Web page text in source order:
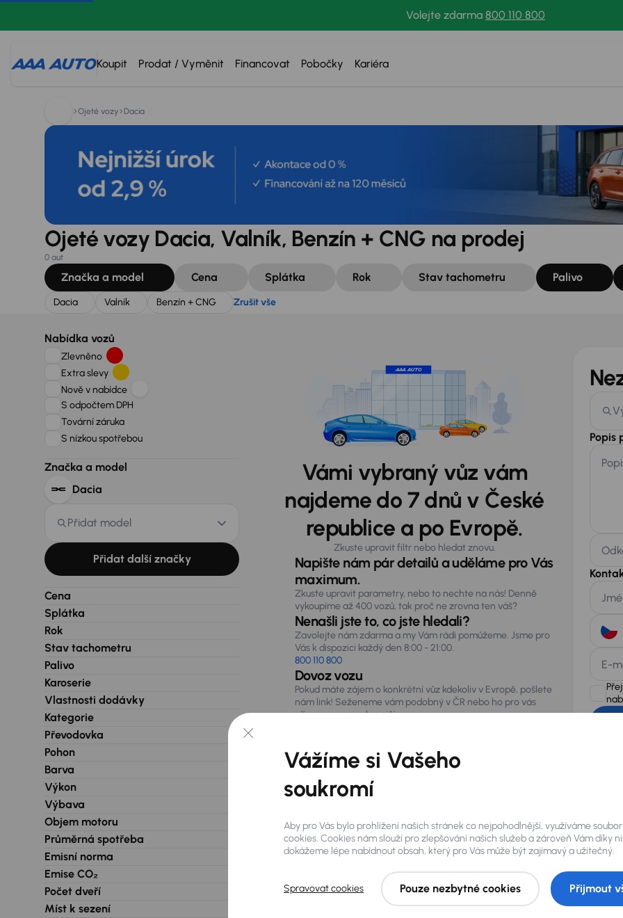
Volejte zdarma 800 110 800
Koupit Prodat / Vyměnit Financovat Pobočky Kariéra
Hledáte: Zrušit vše
Ojeté vozy Dacia
Ojeté vozy Dacia, Valník, Benzín + CNG na prodej
0 aut
Značka a model Cena Splátka Rok Stav tachometru Palivo
Dacia Valník Benzín + CNG Zrušit vše
Nabídka vozů
Zlevněno
Extra slevy
Nově v nabídce
S odpočtem DPH
Tovární záruka
S nízkou spotřebou
Značka a model
Dacia
Přidat model
Přidat další značky
Cena
Splátka
Rok
Stav tachometru
Palivo
Karoserie
Vlastnosti dodávky
Kategorie
Převodovka
Pohon
Barva
Výkon
Výbava
Objem motoru
Průměrná spotřeba
Emisní norma
Emise CO₂
Počet dveří
Míst k sezení
Vámi vybraný vůz vám
najdeme do 7 dnů v České
republice a po Evropě.
Zkuste upravit filtr nebo hledat znovu.
Napište nám pár detailů a uděláme pro Vás
maximum.
Zkuste upravit parametry, nebo to nechte na nás! Denně
vykoupíme až 400 vozů, tak proč ne zrovna ten váš?
Nenašli jste to, co jste hledali?
Zavolejte nám zdarma a my Vám rádi pomůžeme. Jsme pro
Vás k dispozici každý den 8:00 - 21:00.
800 110 800
Dovoz vozu
Pokud máte zájem o konkrétní vůz kdekoliv v Evropě, pošlete
nám link! Seženeme vám podobný v ČR nebo ho pro vás
přivezeme ze zahraničí.
Popis
E-
AURES
Vážíme si Vašeho
soukromí
Aby pro Vás bylo prohlížení našich stránek co nejpohodlnější, využíváme
cookies. Cookies nám slouží pro zlepšování našich služeb a zároveň Vám díky
dokážeme lépe nabídnout obsah, který pro Vás může být zajímavý a užitečný.
Spravovat cookies Pouze nezbytné cookies Přijmout